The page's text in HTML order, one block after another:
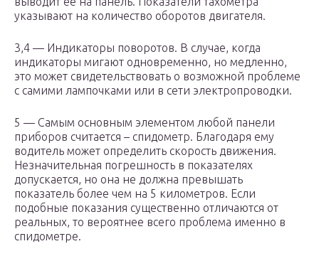
указывают на количество оборотов двигателя.
3,4 — Индикаторы поворотов. В случае, когда
индикаторы мигают одновременно, но медленно,
это может свидетельствовать о возможной проблеме
с самими лампочками или в сети электропроводки.
5 — Самым основным элементом любой панели
приборов считается – спидометр. Благодаря ему
водитель может определить скорость движения.
Незначительная погрешность в показателях
допускается, но она не должна превышать
показатель более чем на 5 километров. Если
подобные показания существенно отличаются от
реальных, то вероятнее всего проблема именно в
спидометре.